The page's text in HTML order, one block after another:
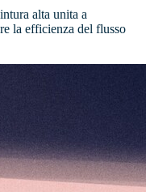
alta unita a
la efficienza del flusso